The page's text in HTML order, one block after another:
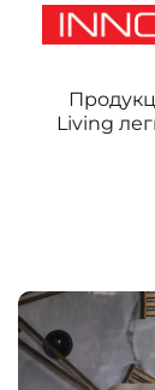
Living